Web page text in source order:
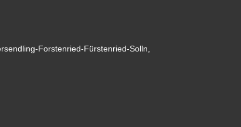
Forstenried-Fürstenried-Solln,